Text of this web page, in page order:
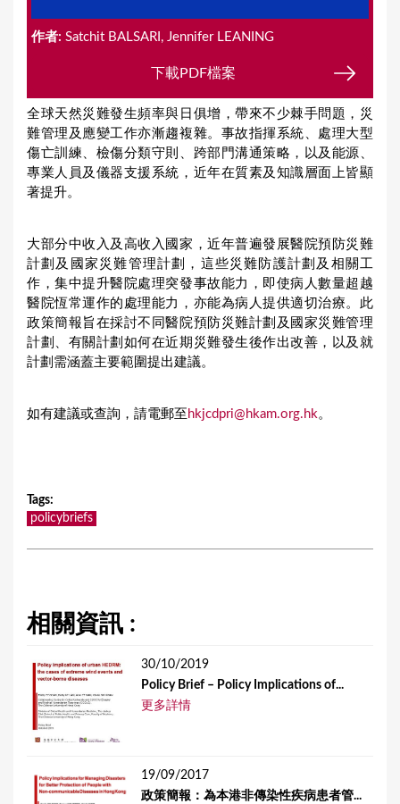
作者:Satchit BALSARI, Jennifer LEANING
下載PDF檔案
全球天然災難發生頻率與日俱增，帶來不少棘手問題，災
難管理及應變工作亦漸趨複雜。事故指揮系統、處理大型
傷亡訓練、檢傷分類守則、跨部門溝通策略，以及能源、
專業人員及儀器支援系統，近年在質素及知識層面上皆顯
著提升。
大部分中收入及高收入國家，近年普遍發展醫院預防災難
計劃及國家災難管理計劃，這些災難防護計劃及相關工
作，集中提升醫院處理突發事故能力，即使病人數量超越
醫院恆常運作的處理能力，亦能為病人提供適切治療。此
政策簡報旨在採討不同醫院預防災難計劃及國家災難管理
計劃、有關計劃如何在近期災難發生後作出改善，以及就
計劃需涵蓋主要範圍提出建議。
如有建議或查詢，請電郵至 hkjcdpri@hkam.org.hk。
Tags:
policybriefs
相關資訊 :
30/10/2019
Policy Brief – Policy Implications of...
更多詳情
19/09/2017
政策簡報：為本港非傳染性疾病患者管...